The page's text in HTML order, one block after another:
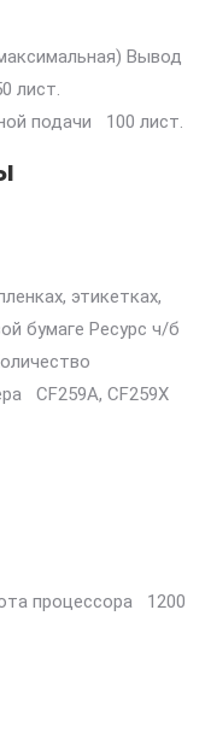
Вывод
лист.
подачи 100 лист.
этикетках,
бумаге Ресурс ч/б
CF259A, CF259X
процессора 1200